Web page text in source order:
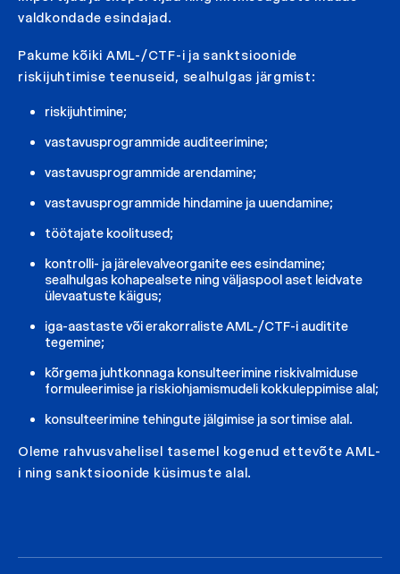
valdkondade esindajad.
Pakume kõiki AML-/CTF-i ja sanktsioonide
riskijuhtimise teenuseid, sealhulgas järgmist:
riskijuhtimine;
vastavusprogrammide auditeerimine;
vastavusprogrammide arendamine;
vastavusprogrammide hindamine ja uuendamine;
töötajate koolitused;
kontrolli- ja järelevalveorganite ees esindamine;
sealhulgas kohapealsete ning väljaspool aset leidvate
ülevaatuste käigus;
iga-aastaste või erakorraliste AML-/CTF-i auditite
tegemine;
kõrgema juhtkonnaga konsulteerimine riskivalmiduse
formuleerimise ja riskiohjamismudeli kokkuleppimise alal;
konsulteerimine tehingute jälgimise ja sortimise alal.
Oleme rahvusvahelisel tasemel kogenud ettevõte AML-
i ning sanktsioonide küsimuste alal.